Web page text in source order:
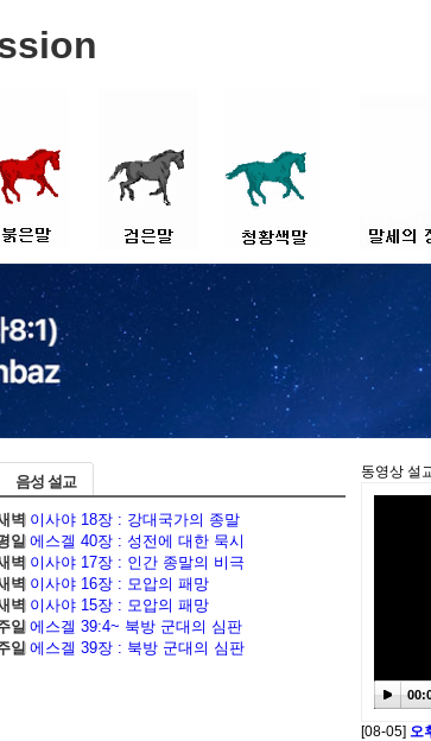
말의 정체
나라들
검은말의 정체
관련 나라들
청황색말의 정체
혼란의 줄
종교계 동향
세계적인 음모들
거짓그리
자연재해
3차 세계대
그외 징조
음성 설교
벽 이사야 18장 : 강대국가의 종말
일 에스겔 40장 : 성전에 대한 묵시
벽 이사야 17장 : 인간 종말의 비극
벽 이사야 16장 : 모압의 패망
벽 이사야 15장 : 모압의 패망
일 에스겔 39:4~ 북방 군대의 심판
일 에스겔 39장 : 북방 군대의 심판
동영상 설
[08-05] 오